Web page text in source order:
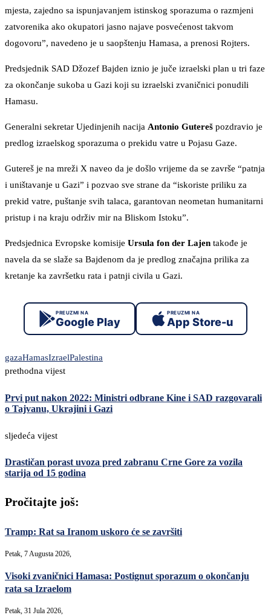
mjesta, zajedno sa ispunjavanjem istinskog sporazuma o razmjeni
zatvorenika ako okupatori jasno najave posvećenost takvom
dogovoru”, navedeno je u saopštenju Hamasa, a prenosi Rojters.
Predsjednik SAD Džozef Bajden iznio je juče izraelski plan u tri faze
za okončanje sukoba u Gazi koji su izraelski zvaničnici ponudili
Hamasu.
Generalni sekretar Ujedinjenih nacija Antonio Gutereš pozdravio je
predlog izraelskog sporazuma o prekidu vatre u Pojasu Gaze.
Gutereš je na mreži X naveo da je došlo vrijeme da se završe “patnja
i uništavanje u Gazi” i pozvao sve strane da “iskoriste priliku za
prekid vatre, puštanje svih talaca, garantovan neometan humanitarni
pristup i na kraju održiv mir na Bliskom Istoku”.
Predsjednica Evropske komisije Ursula fon der Lajen takođe je
navela da se slaže sa Bajdenom da je predlog značajna prilika za
kretanje ka završetku rata i patnji civila u Gazi.
PREUZMI NA
Google Play
PREUZMI NA
App Store-u
gazaHamasIzraelPalestina
prethodna vijest
Prvi put nakon 2022: Ministri odbrane Kine i SAD razgovarali
o Tajvanu, Ukrajini i Gazi
sljedeća vijest
Drastičan porast uvoza pred zabranu Crne Gore za vozila
starija od 15 godina
Pročitajte još:
Tramp: Rat sa Iranom uskoro će se završiti
Petak, 7 Augusta 2026,
Visoki zvaničnici Hamasa: Postignut sporazum o okončanju
rata sa Izraelom
Petak, 31 Jula 2026,